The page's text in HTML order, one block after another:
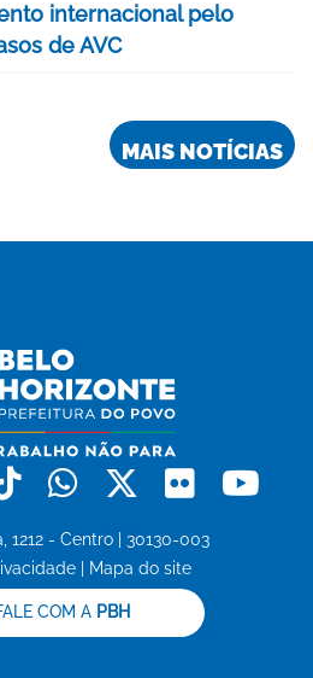
internacional pelo
de AVC
MAIS NOTÍCIAS
TiktokWhatsapp
X Flickr
1212 - Centro | 30130-003
Mapa do site
COM A PBH